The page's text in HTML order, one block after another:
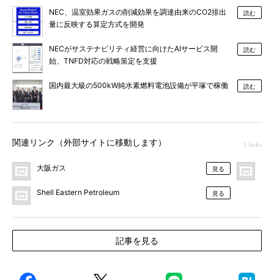
NEC、温室効果ガスの削減効果を調達由来のCO2排出
量に反映する算定方式を開発
読む
NECがサステナビリティ経営に向けたAIサービス開
始、TNFD対応の戦略策定を支援
読む
国内最大級の500kW純水素燃料電池設備が平塚で稼働 読む
関連リンク（外部サイトに移動します） 3 links
大阪ガス 見る
Shell Eastern Petroleum 見る
記事を見る